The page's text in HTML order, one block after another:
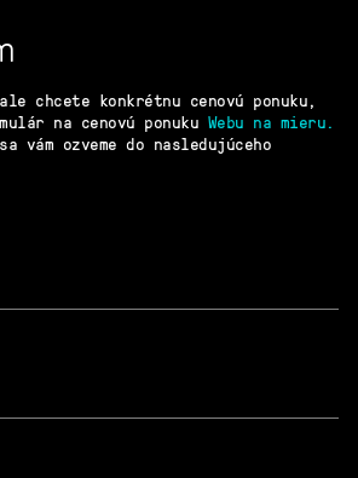
chcete konkrétnu cenovú ponuku,
na cenovú ponuku Webu na mieru.
vám ozveme do nasledujúceho